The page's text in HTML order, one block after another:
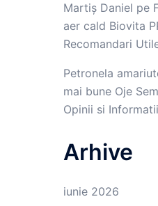
Martiș Daniel pe
aer cald Biovita
Recomandari
Petronela
mai bune Oje
Opinii si
Arhive
iunie 2026